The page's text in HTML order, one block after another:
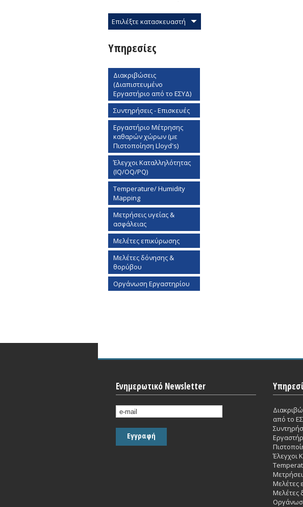
Επιλέξτε κατασκευαστή
Υπηρεσίες
Διακριβώσεις
(Διαπιστευμένο
Εργαστήριο από το ΕΣΥΔ)
Συντηρήσεις - Επισκευές
Εργαστήριο Mέτρησης
καθαρών χώρων (με
Πιστοποίηση Lloyd's)
Έλεγχοι Καταλληλότητας
(IQ/OQ/PQ)
Temperature/ Humidity
Mapping
Μετρήσεις υγείας &
ασφάλειας
Μελέτες επικύρωσης
Μελέτες δόνησης &
θορύβου
Οργάνωση Εργαστηρίου
Ενημερωτικό Newsletter
από το
Έλεγχοι
Μελέτες
Μελέτες